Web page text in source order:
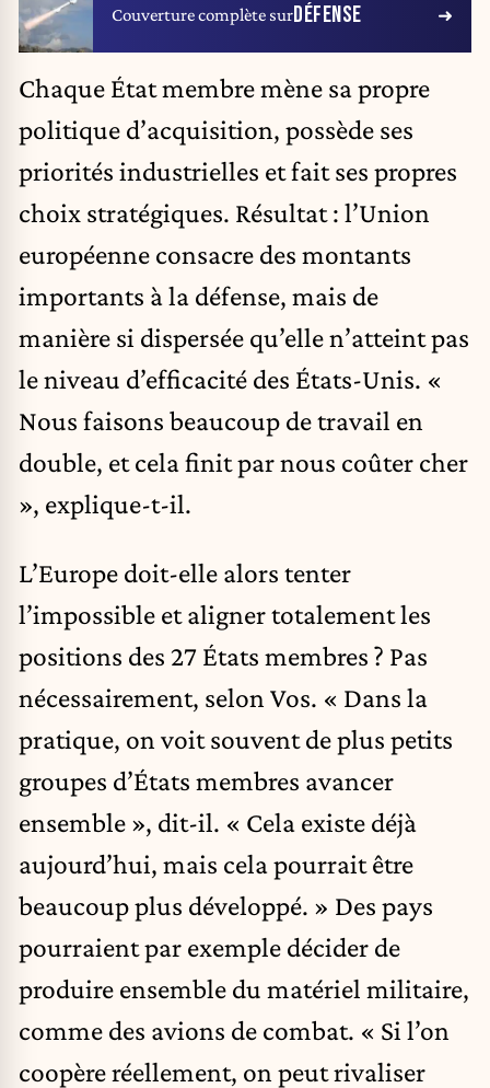
Couverture complète surDÉFENSE
Chaque État membre mène sa propre
politique d’acquisition, possède ses
priorités industrielles et fait ses propres
choix stratégiques. Résultat : l’Union
européenne consacre des montants
importants à la défense, mais de
manière si dispersée qu’elle n’atteint pas
le niveau d’efficacité des États-Unis. «
Nous faisons beaucoup de travail en
double, et cela finit par nous coûter cher
», explique-t-il.
L’Europe doit-elle alors tenter
l’impossible et aligner totalement les
positions des 27 États membres ? Pas
nécessairement, selon Vos. « Dans la
pratique, on voit souvent de plus petits
groupes d’États membres avancer
ensemble », dit-il. « Cela existe déjà
aujourd’hui, mais cela pourrait être
beaucoup plus développé. » Des pays
pourraient par exemple décider de
produire ensemble du matériel militaire,
comme des avions de combat. « Si l’on
coopère réellement, on peut rivaliser